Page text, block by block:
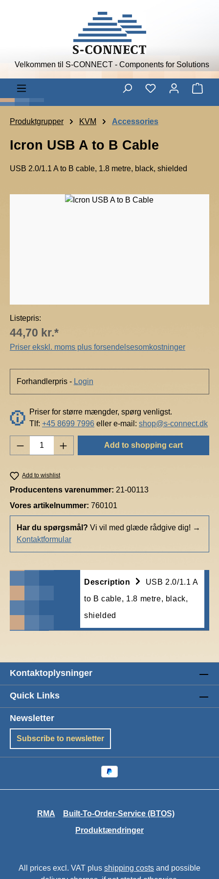
Velkommen til S-CONNECT - Components for Solutions
Produktgrupper KVM Accessories
Icron USB A to B Cable
USB 2.0/1.1 A to B cable, 1.8 metre, black, shielded
Skip image gallery
Listepris:
44,70 kr.*
Priser ekskl. moms plus forsendelsesomkostninger
Forhandlerpris - Login
Priser for større mængder, spørg venligst.
Tlf: +45 8699 7996 eller e-mail: shop@s-connect.dk
Product Quantity: Enter the desired
Add to shopping cart
Add to wishlist
Producentens varenummer: 21-00113
Vores artikelnummer: 760101
Har du spørgsmål? Vi vil med glæde rådgive dig! →
Kontaktformular
Description
USB 2.0/1.1 A
to B cable, 1.8 metre, black,
shielded
Kontaktoplysninger
Quick Links
Newsletter
Subscribe to newsletter
RMA
Built-To-Order-Service (BTOS)
Produktændringer
All prices excl. VAT plus shipping costs and possible